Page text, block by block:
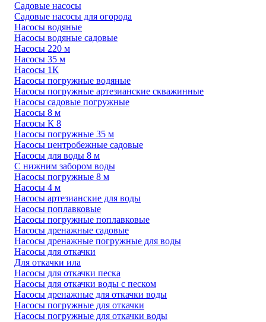
Садовые насосы
Садовые насосы для огорода
Насосы водяные
Насосы водяные садовые
Насосы 220 м
Насосы 35 м
Насосы 1К
Насосы погружные водяные
Насосы погружные артезианские скважинные
Насосы садовые погружные
Насосы 8 м
Насосы К 8
Насосы погружные 35 м
Насосы центробежные садовые
Насосы для воды 8 м
С нижним забором воды
Насосы погружные 8 м
Насосы 4 м
Насосы артезианские для воды
Насосы поплавковые
Насосы погружные поплавковые
Насосы дренажные садовые
Насосы дренажные погружные для воды
Насосы для откачки
Для откачки ила
Насосы для откачки песка
Насосы для откачки воды с песком
Насосы дренажные для откачки воды
Насосы погружные для откачки
Насосы погружные для откачки воды